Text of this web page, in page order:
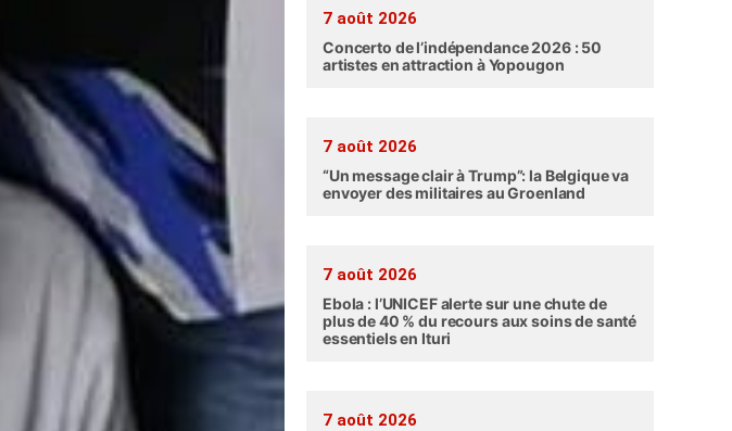
7 août 2026
Concerto de l’indépendance 2026 : 50
artistes en attraction à Yopougon
7 août 2026
“Un message clair à Trump”: la Belgique va
envoyer des militaires au Groenland
7 août 2026
Ebola : l’UNICEF alerte sur une chute de
plus de 40 % du recours aux soins de santé
essentiels en Ituri
7 août 2026